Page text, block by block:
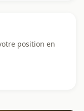
position en